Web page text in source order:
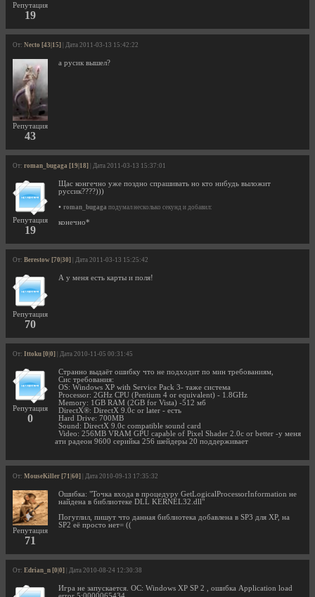
Репутация
19
От: Necto [43|15] | Дата 2011-03-13 15:42:22
Репутация
43
а русик вышел?
От: roman_bugaga [19|18] | Дата 2011-03-13 15:37:01
Репутация
19
Щас конгечно уже поздно спрашивать но кто нибудь выложит
руссик????)))
• roman_bugaga подумал несколько секунд и добавил:
конечно*
От: Berestow [70|30] | Дата 2011-03-13 15:25:42
Репутация
70
А у меня есть карты и поля!
От: Ittoku [0|0] | Дата 2010-11-05 00:31:45
Репутация
0
Странно выдаёт ошибку что не подходит по мин требованиям,
Сис требования:
OS: Windows XP with Service Pack 3- таже система
Processor: 2GHz CPU (Pentium 4 or equivalent) - 1.8GHz
Memory: 1GB RAM (2GB for Vista) -512 мб
DirectX®: DirectX 9.0c or later - есть
Hard Drive: 700MB
Sound: DirectX 9.0c compatible sound card
Video: 256MB VRAM GPU capable of Pixel Shader 2.0c or better -у меня
ати радеон 9600 серийка 256 шейдеры 20 поддерживает
От: MouseKiller [71|60] | Дата 2010-09-13 17:35:32
Репутация
71
Ошибка: "Точка входа в процедуру GetLogicalProcessorInformation не
найдена в библиотеке DLL KERNEL32.dll"
Погуглил, пишут что данная библиотека добавлена в SP3 для XP, на
SP2 её просто нет= ((
От: Edrian_n [0|0] | Дата 2010-08-24 12:30:38
Игра не запускается. ОС: Windows XP SP 2 , ошибка Application load